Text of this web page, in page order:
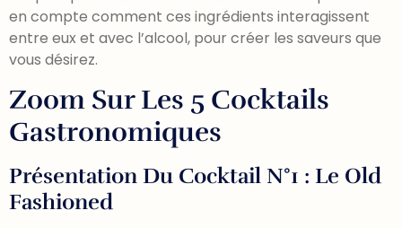
en compte comment ces ingrédients interagissent
entre eux et avec l’alcool, pour créer les saveurs que
vous désirez.
Zoom Sur Les 5 Cocktails
Gastronomiques
Présentation Du Cocktail N°1 : Le Old
Fashioned